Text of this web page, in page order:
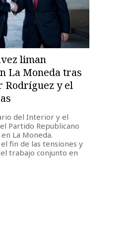
liman
La Moneda tras
Rodríguez y el
del Interior y el
Partido Republicano
La Moneda.
fin de las tensiones y
trabajo conjunto en